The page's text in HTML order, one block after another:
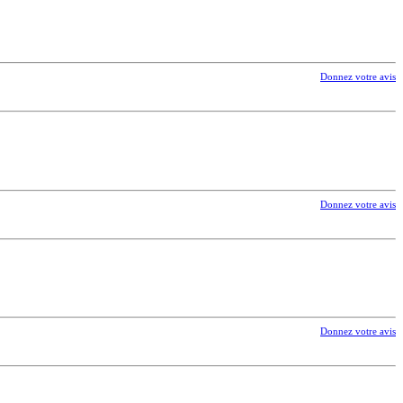
Donnez votre avis
Donnez votre avis
Donnez votre avis